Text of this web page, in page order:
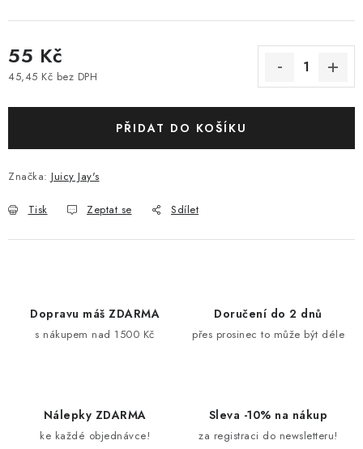
55 Kč
45,45 Kč bez DPH
PŘIDAT DO KOŠÍKU
Značka: Juicy Jay's
Tisk Zeptat se Sdílet
Dopravu máš ZDARMA
s nákupem nad 1500 Kč
Doručení do 2 dnů
přes prosinec to může být déle
Nálepky ZDARMA
ke každé objednávce!
Sleva -10% na nákup
za registraci do newsletteru!